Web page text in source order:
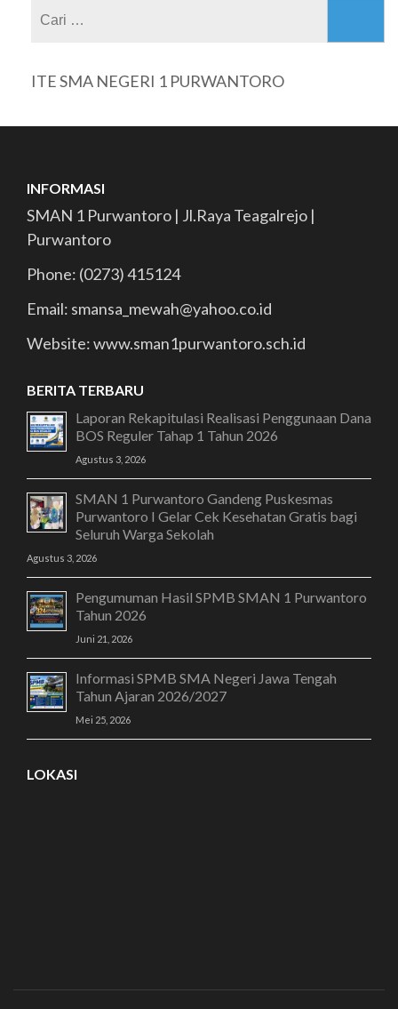
SMA NEGERI 1 PURWANTORO
INFORMASI
SMAN 1 Purwantoro | Jl.Raya Teagalrejo |
Purwantoro
Phone: (0273) 415124
Email: smansa_mewah@yahoo.co.id
Website: www.sman1purwantoro.sch.id
BERITA TERBARU
Laporan Rekapitulasi Realisasi Penggunaan Dana
BOS Reguler Tahap 1 Tahun 2026
Agustus 3, 2026
SMAN 1 Purwantoro Gandeng Puskesmas
Purwantoro I Gelar Cek Kesehatan Gratis bagi
Seluruh Warga Sekolah
Agustus 3, 2026
Pengumuman Hasil SPMB SMAN 1 Purwantoro
Tahun 2026
Juni 21, 2026
Informasi SPMB SMA Negeri Jawa Tengah
Tahun Ajaran 2026/2027
Mei 25, 2026
LOKASI